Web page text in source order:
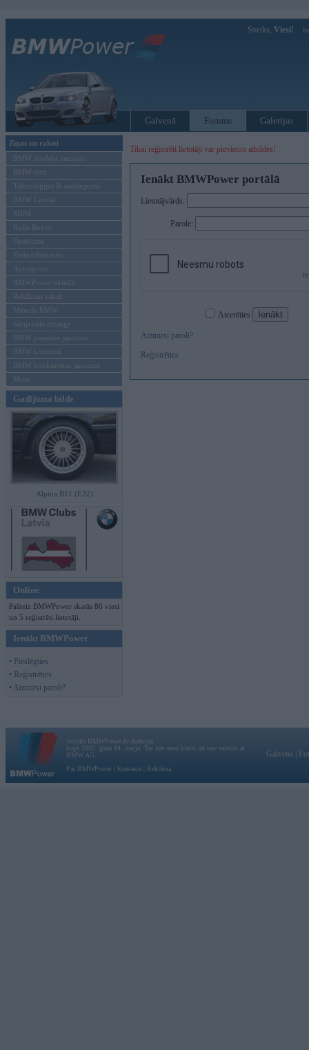
Sveiks, Viesi!
Galvenā Forums Galerijas
Ziņas un raksti
BMW modeļu jaunumi
BMW testi
Tehnoloģijas & sasniegumi
BMW Latvijā
MINI
Rolls-Royce
Pasākumi
Vadāmības tests
Autosports
BMWPower aktuāli
Reklāmas raksti
Mēneša BMW
Sērijveida tūnings
BMW pasaules jaunumi
BMW koncepti
BMW konkurentu jaunumi
Moto
Gadījuma bilde
Alpina B11 (E32)
Online
Pašreiz BMWPower skatās 86 viesi
un 5 reģistrēti lietotāji.
Ienākt BMWPower
• Pieslēgties
• Reģistrēties
• Aizmirsi paroli?
Tikai reģistrēti lietotāji var pievienot atbildes!
Ienākt BMWPower portālā
Lietotājvārds:
Parole:
Atcerēties
Aizmirsi paroli?
Reģistrēties
Vortāls BMWPower.lv darbojas
kopš 2002. gada 14. maija. Tas nav auto klubs un nav saistīts ar
BMW AG.
Par BMWPower
Kontakti Reklāma
Galvena